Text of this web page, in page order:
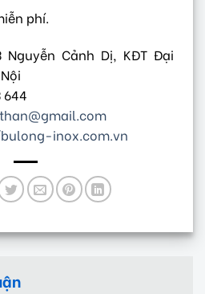
phí.
Nguyễn Cảnh Dị, KĐT Đại
644
inox.com.vn